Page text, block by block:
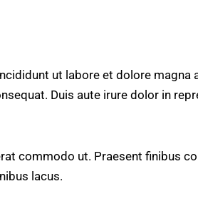
ut labore et dolore magna
Duis aute irure dolor in
commodo ut. Praesent finibus
lacus.